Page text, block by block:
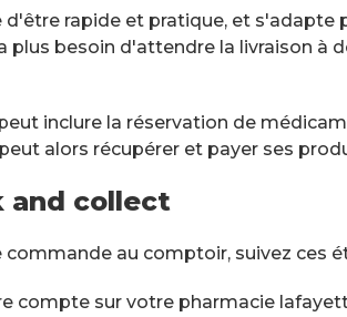
rapide et pratique, et
plus besoin d'attendre la livraison à
inclure la réservation de
alors récupérer et payer ses
and collect
au comptoir, suivez ces
compte sur votre pharmacie